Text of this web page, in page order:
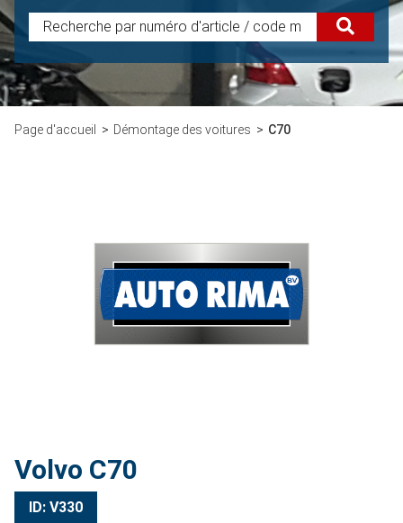
Page d'accueil Démontage des voitures C70
Volvo C70
ID: V330